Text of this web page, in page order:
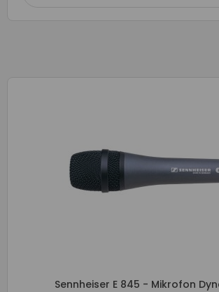
Sennheiser E 845 - Mikrofon